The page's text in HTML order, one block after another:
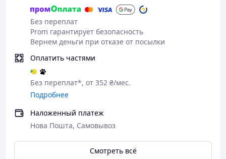
Без переплат
Prom гарантирует безопасность
Вернем деньги при отказе от посылки
Оплатить частями
Без переплат*, от 352 ₴/мес.
Подробнее
Наложенный платеж
Нова Пошта, Самовывоз
Смотреть всё